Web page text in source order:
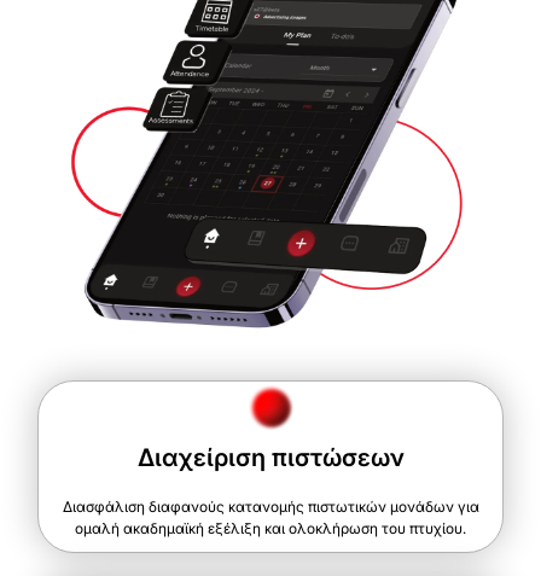
Διαχείριση πιστώσεων
Διασφάλιση διαφανούς κατανομής πιστωτικών μονάδων για
ομαλή ακαδημαϊκή εξέλιξη και ολοκλήρωση του πτυχίου.